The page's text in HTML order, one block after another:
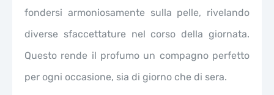
fondersi armoniosamente sulla pelle, rivelando
diverse sfaccettature nel corso della giornata.
Questo rende il profumo un compagno perfetto
per ogni occasione, sia di giorno che di sera.